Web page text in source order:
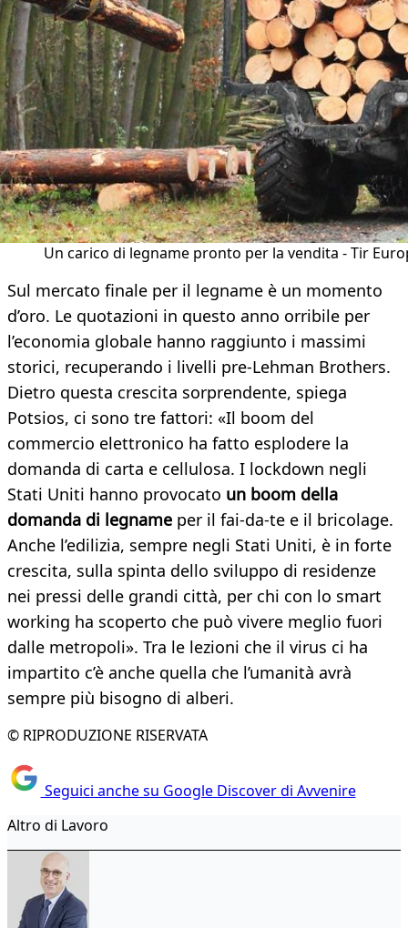
Un carico di legname pronto per la vendita - Tir
Sul mercato finale per il legname è un momento
d’oro. Le quotazioni in questo anno orribile per
l’economia globale hanno raggiunto i massimi
storici, recuperando i livelli pre-Lehman Brothers.
Dietro questa crescita sorprendente, spiega
Potsios, ci sono tre fattori: «Il boom del
commercio elettronico ha fatto esplodere la
domanda di carta e cellulosa. I lockdown negli
Stati Uniti hanno provocato un boom della
domanda di legname per il fai-da-te e il bricolage.
Anche l’edilizia, sempre negli Stati Uniti, è in forte
crescita, sulla spinta dello sviluppo di residenze
nei pressi delle grandi città, per chi con lo smart
working ha scoperto che può vivere meglio fuori
dalle metropoli». Tra le lezioni che il virus ci ha
impartito c’è anche quella che l’umanità avrà
sempre più bisogno di alberi.
© RIPRODUZIONE RISERVATA
Seguici anche su Google Discover di Avvenire
Altro di Lavoro